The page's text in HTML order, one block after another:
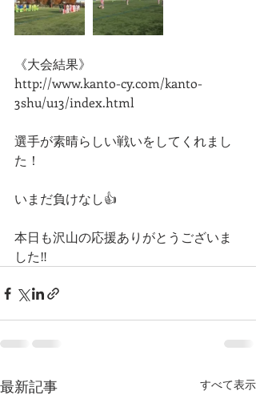
《大会結果》
http://www.kanto-cy.com/kanto-
3shu/u13/index.html
選手が素晴らしい戦いをしてくれまし
た！
いまだ負けなし👍
本日も沢山の応援ありがとうございま
した‼️
最新記事 すべて表示